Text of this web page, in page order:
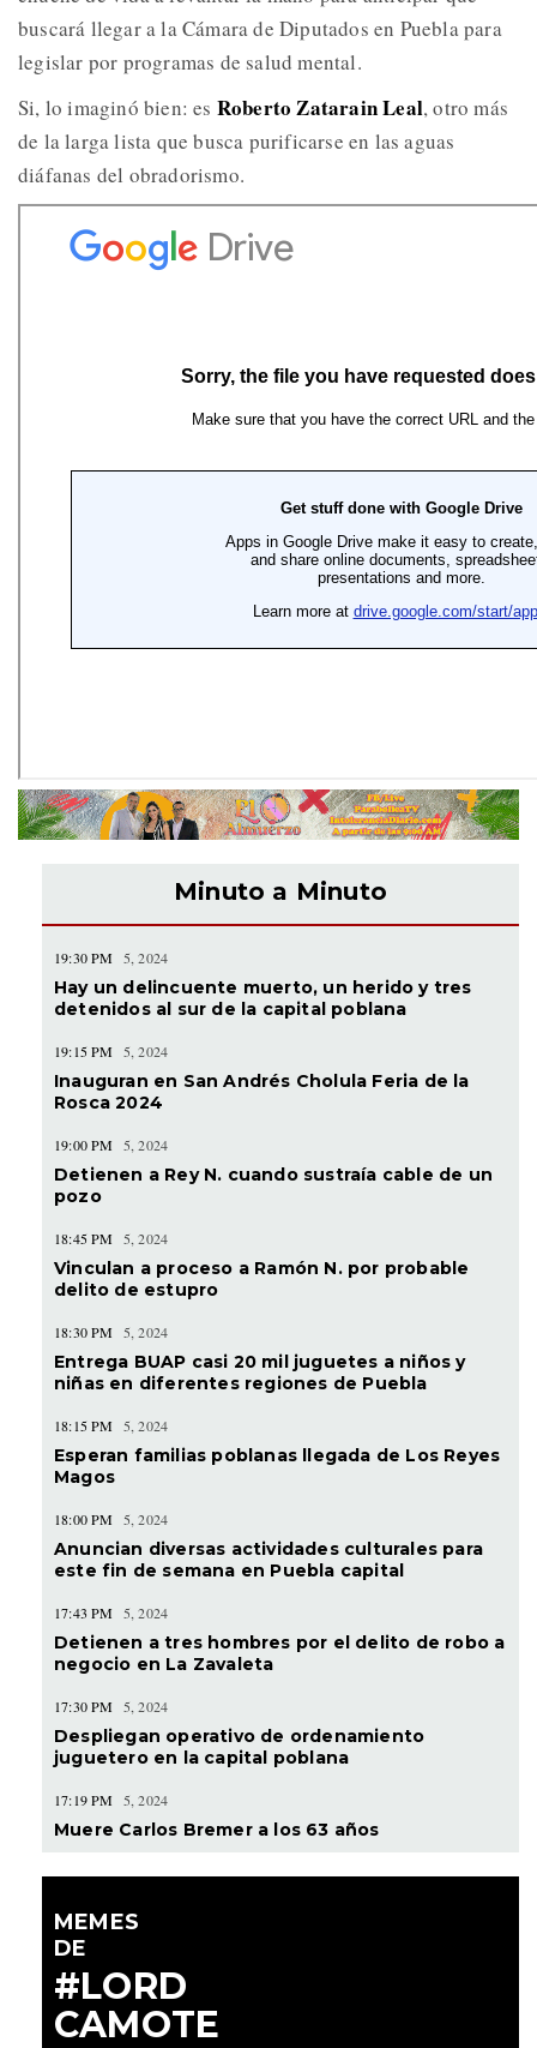
buscará llegar a la Cámara de Diputados en Puebla para
legislar por programas de salud mental.
Si, lo imaginó bien: es Roberto Zatarain Leal, otro más
de la larga lista que busca purificarse en las aguas
diáfanas del obradorismo.
Minuto a Minuto
19:30 PM 5, 2024
Hay un delincuente muerto, un herido y tres
detenidos al sur de la capital poblana
19:15 PM 5, 2024
Inauguran en San Andrés Cholula Feria de la
Rosca 2024
19:00 PM 5, 2024
Detienen a Rey N. cuando sustraía cable de un
pozo
18:45 PM 5, 2024
Vinculan a proceso a Ramón N. por probable
delito de estupro
18:30 PM 5, 2024
Entrega BUAP casi 20 mil juguetes a niños y
niñas en diferentes regiones de Puebla
18:15 PM 5, 2024
Esperan familias poblanas llegada de Los Reyes
Magos
18:00 PM 5, 2024
Anuncian diversas actividades culturales para
este fin de semana en Puebla capital
17:43 PM 5, 2024
Detienen a tres hombres por el delito de robo a
negocio en La Zavaleta
17:30 PM 5, 2024
Despliegan operativo de ordenamiento
juguetero en la capital poblana
17:19 PM 5, 2024
Muere Carlos Bremer a los 63 años
MEMES
DE
#LORD
CAMOTE